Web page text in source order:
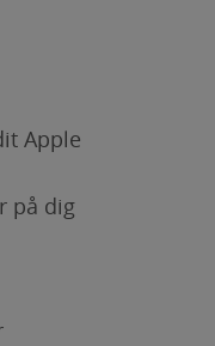
Apple
på dig